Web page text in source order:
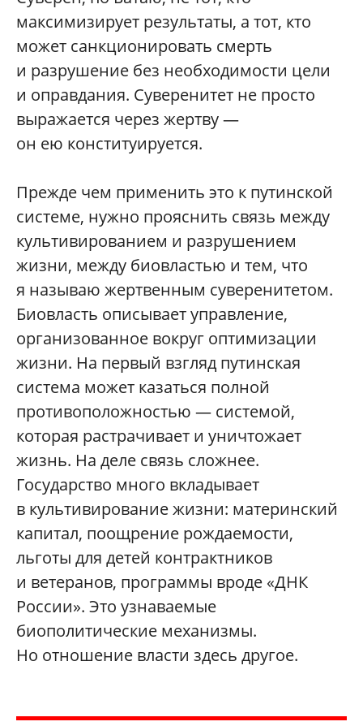
максимизирует результаты, а тот, кто
может санкционировать смерть
и разрушение без необходимости цели
и оправдания. Суверенитет не просто
выражается через жертву —
он ею конституируется.
Прежде чем применить это к путинской
системе, нужно прояснить связь между
культивированием и разрушением
жизни, между биовластью и тем, что
я называю жертвенным суверенитетом.
Биовласть описывает управление,
организованное вокруг оптимизации
жизни. На первый взгляд путинская
система может казаться полной
противоположностью — системой,
которая растрачивает и уничтожает
жизнь. На деле связь сложнее.
Государство много вкладывает
в культивирование жизни: материнский
капитал, поощрение рождаемости,
льготы для детей контрактников
и ветеранов, программы вроде «ДНК
России». Это узнаваемые
биополитические механизмы.
Но отношение власти здесь другое.